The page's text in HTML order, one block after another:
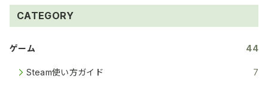
CATEGORY
ゲーム 44
Steam使い方ガイド 7